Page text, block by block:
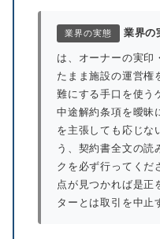
業界の実態 業界の
は、オーナーの実印
たまま施設の運営権
難にする手口を使う
中途解約条項を曖昧
を主張しても応じな
う、契約書全文の読
クを必ず行ってくだ
点が見つかれば是正
ターとは取引を中止